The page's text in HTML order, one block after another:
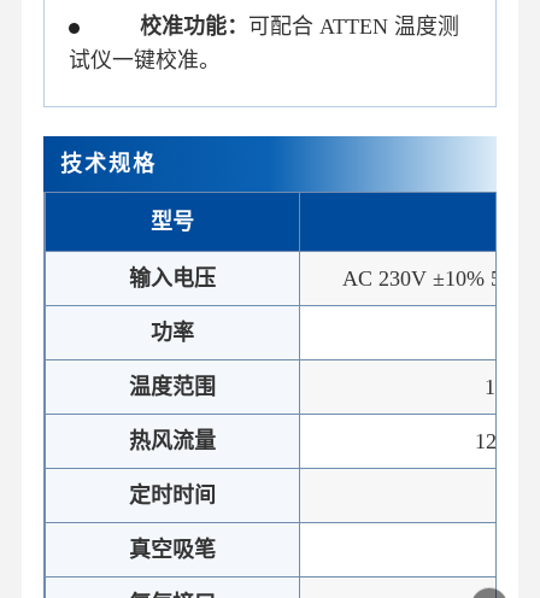
校准功能： 可配合 ATTEN 温度测
试仪一键校准。
技术规格
型号
输入电压 AC 230V ±10%
功率
温度范围
热风流量 120L/
定时时间
真空吸笔